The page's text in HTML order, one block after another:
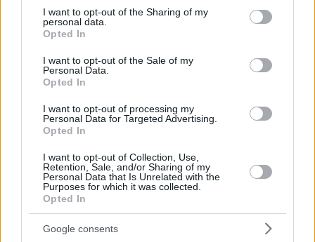
not limited to your visit or usage behaviour. You may click to
grant or deny consent to Google and its third-party tags to
use your data for below specified purposes in below Google
consent section.
I want to opt-out of the Sharing of my
personal data.
Opted In
I want to opt-out of the Sale of my
Personal Data.
Opted In
I want to opt-out of processing my
Personal Data for Targeted Advertising.
Opted In
I want to opt-out of Collection, Use,
Retention, Sale, and/or Sharing of my
Personal Data that Is Unrelated with the
Purposes for which it was collected.
Opted In
Google consents